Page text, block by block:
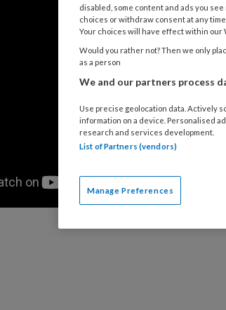
disabled, some content and ads you
choices or withdraw consent at any
Your choices will have effect within our
Would you rather not? Then we only
as a person
We and our partners process
Use precise geolocation data. Actively
information on a device. Personalised
research and services development.
List of Partners (vendors)
Manage Preferences